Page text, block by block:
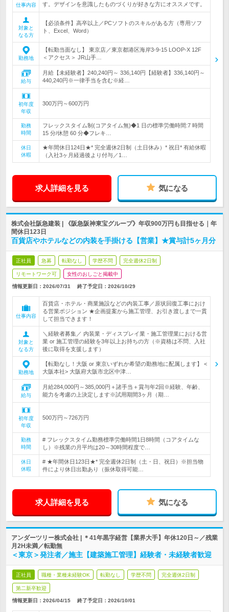
仕事内容
す。デザインを意識したものづくりが好きな方にオススメです。
対象と
なる方
【必須条件】高卒以上／PCソフトのスキルがある方（専用ソフ
ト、Excel、Word）
勤務地
【転勤当面なし】 東京店／東京都港区海岸3-9-15 LOOP-X 12F
＜アクセス＞ JR山手…
給与
月給【未経験者】240,240円～ 336,140円【経験者】336,140円～
440,240円※一律手当を含む※経…
初年度
年収
300万円～600万円
勤務
時間
フレックスタイム制(コアタイム無)◆1 日の標準労働時間:7 時間
15 分/休憩 60 分◆フレキ…
休日
休暇
★年間休日124日★* 完全週休2日制（土日休み）* 祝日* 有給休暇
（入社3ヶ月経過後より付与／1…
求人詳細を見る 気になる
株式会社阪急建装 | 《阪急阪神東宝グループ》年収900万円も目指せる｜年
間休日123日
百貨店やホテルなどの内装を手掛ける【営業】★賞与計5ヶ月分
正社員 急募 転勤なし 学歴不問 完全週休2日制
リモートワーク可 女性のおしごと掲載中
情報更新日：2026/07/31 終了予定日： 2026/10/29
仕事内容
百貨店・ホテル・商業施設などの内装工事／原状回復工事におけ
る営業ポジション ★企画提案から施工管理、お引き渡しまで一貫
して担当できます！
対象と
なる方
＼経験者募集／ 内装業・ディスプレイ業・施工管理業における営
業 or 施工管理の経験を3年以上お持ちの方（※資格は不問、入社
後に取得を支援します）
勤務地
【転勤なし！大阪 or 東京いずれか希望の勤務地に配属します】 <
大阪本社> 大阪府大阪市北区中津…
給与
月給284,000円～385,000円＋諸手当＋賞与年2回※経験、年齢、
能力を考慮の上決定します※試用期間3ヶ月（期…
初年度
年収
500万円～726万円
勤務
時間
# フレックスタイム勤務標準労働時間1日8時間（コアタイムな
し）※残業の月平均は20～30時間程度で…
休日
休暇
# ★年間休日123日★* 完全週休2日制（土・日、祝日）※担当物
件により休日出勤あり（振休取得可能…
求人詳細を見る 気になる
アンダーツリー株式会社 | ＊41年黒字経営【業界大手】年休120日～／残業
月2H未満／転勤無
＜東京＞発注者／施主【建築施工管理】経験者・未経験者歓迎
正社員 職種・業種未経験OK 転勤なし 学歴不問 完全週休2日制
第二新卒歓迎
情報更新日：2026/04/15 終了予定日： 2026/10/01